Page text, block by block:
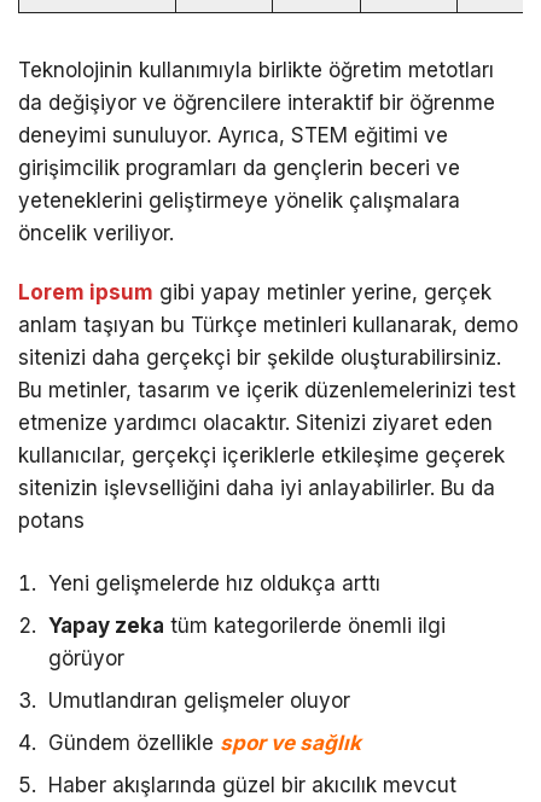
Teknolojinin kullanımıyla birlikte öğretim metotları
da değişiyor ve öğrencilere interaktif bir öğrenme
deneyimi sunuluyor. Ayrıca, STEM eğitimi ve
girişimcilik programları da gençlerin beceri ve
yeteneklerini geliştirmeye yönelik çalışmalara
öncelik veriliyor.
Lorem ipsum gibi yapay metinler yerine, gerçek
anlam taşıyan bu Türkçe metinleri kullanarak, demo
sitenizi daha gerçekçi bir şekilde oluşturabilirsiniz.
Bu metinler, tasarım ve içerik düzenlemelerinizi test
etmenize yardımcı olacaktır. Sitenizi ziyaret eden
kullanıcılar, gerçekçi içeriklerle etkileşime geçerek
sitenizin işlevselliğini daha iyi anlayabilirler. Bu da
potans
Yeni gelişmelerde hız oldukça arttı
Yapay zeka tüm kategorilerde önemli ilgi
görüyor
Umutlandıran gelişmeler oluyor
Gündem özellikle spor ve sağlık
Haber akışlarında güzel bir akıcılık mevcut